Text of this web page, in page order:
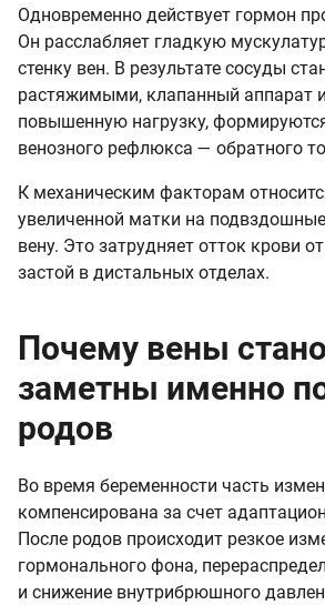
Одновременно действует гормон
Он расслабляет гладкую
стенку вен. В результате сосуды
растяжимыми, клапанный аппарат
повышенную нагрузку,
венозного рефлюкса — обратного
К механическим факторам
увеличенной матки на
вену. Это затрудняет отток крови
застой в дистальных отделах.
Почему вены
заметны именно
родов
Во время беременности часть
компенсирована за счет
После родов происходит резкое
гормонального фона,
и снижение внутрибрюшного